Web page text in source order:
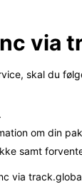
via
skal du
om din
samt
via